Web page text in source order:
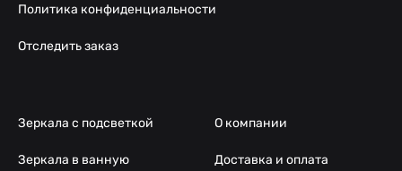
Политика конфиденциальности
Отследить заказ
Зеркала с подсветкой
Зеркала в ванную
О компании
Доставка и оплата